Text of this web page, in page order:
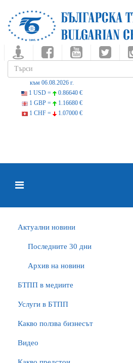
към 06.08.2026 г.
1 USD =
0.86640 €
1 GBP =
1.16680 €
1 CHF =
1.07000 €
Актуални новини
Последните 30 дни
Архив на новини
БTПП в медиите
Услуги в БТПП
Какво ползва бизнесът
Видео